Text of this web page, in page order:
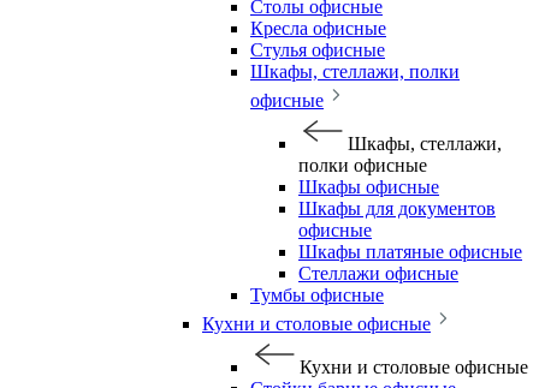
Столы офисные
Кресла офисные
Стулья офисные
Шкафы, стеллажи, полки
офисные
Шкафы, стеллажи,
полки офисные
Шкафы офисные
Шкафы для документов
офисные
Шкафы платяные офисные
Стеллажи офисные
Тумбы офисные
Кухни и столовые офисные
Кухни и столовые офисные